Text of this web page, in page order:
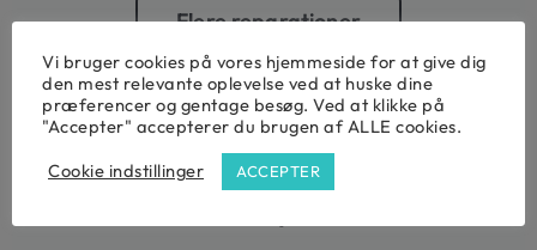
Flere reparationer
MacBook Air 13” 2010-2017
Vi bruger cookies på vores hjemmeside for at give dig
den mest relevante oplevelse ved at huske dine
præferencer og gentage besøg. Ved at klikke på
"Accepter" accepterer du brugen af ALLE cookies.
Cookie indstillinger
ACCEPTER